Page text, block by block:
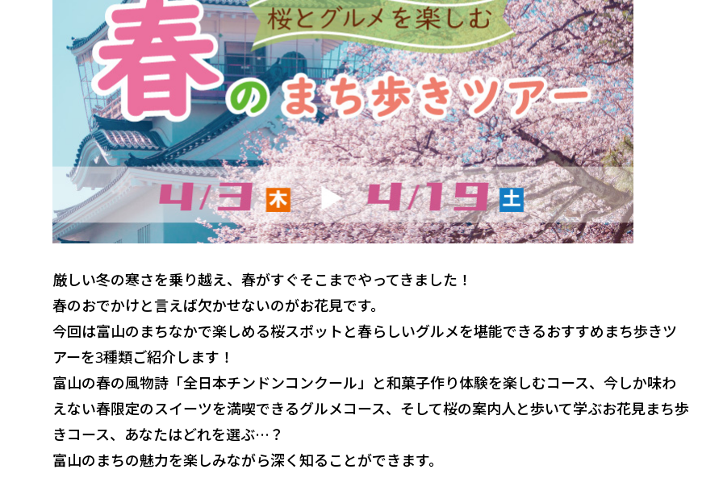
厳しい冬の寒さを乗り越え、春がすぐそこまでやってきました！
春のおでかけと言えば欠かせないのがお花見です。
今回は富山のまちなかで楽しめる桜スポットと春らしいグルメを堪能できるおすすめまち歩きツ
アーを3種類ご紹介します！
富山の春の風物詩「全日本チンドンコンクール」と和菓子作り体験を楽しむコース、今しか味わ
えない春限定のスイーツを満喫できるグルメコース、そして桜の案内人と歩いて学ぶお花見まち歩
きコース、あなたはどれを選ぶ…？
富山のまちの魅力を楽しみながら深く知ることができます。